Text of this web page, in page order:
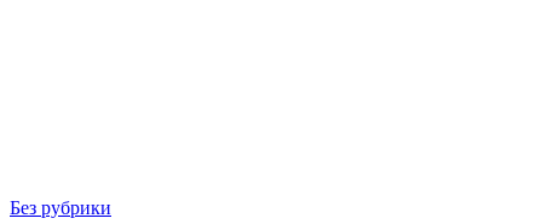
Без рубрики